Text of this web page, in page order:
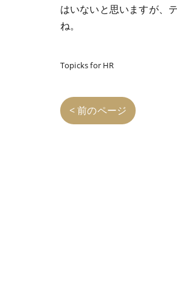
はいないと思いますが、
ね。
Topicks for HR
< 前のページ